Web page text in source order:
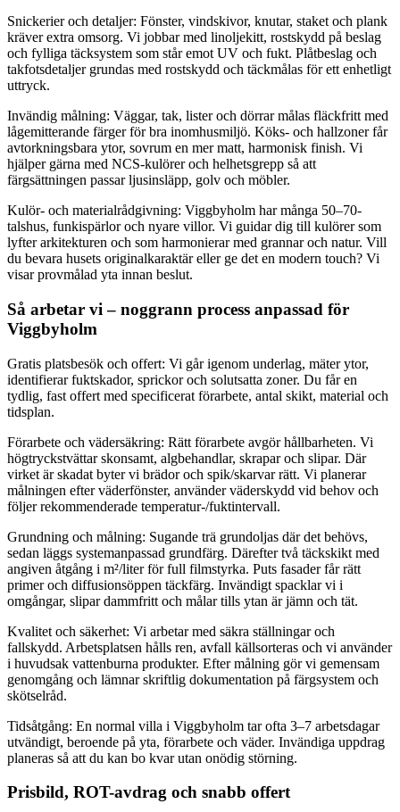
Snickerier och detaljer: Fönster, vindskivor, knutar, staket och plank
kräver extra omsorg. Vi jobbar med linoljekitt, rostskydd på beslag
och fylliga täcksystem som står emot UV och fukt. Plåtbeslag och
takfotsdetaljer grundas med rostskydd och täckmålas för ett enhetligt
uttryck.
Invändig målning: Väggar, tak, lister och dörrar målas fläckfritt med
lågemitterande färger för bra inomhusmiljö. Köks- och hallzoner får
avtorkningsbara ytor, sovrum en mer matt, harmonisk finish. Vi
hjälper gärna med NCS-kulörer och helhetsgrepp så att
färgsättningen passar ljusinsläpp, golv och möbler.
Kulör- och materialrådgivning: Viggbyholm har många 50–70-
talshus, funkispärlor och nyare villor. Vi guidar dig till kulörer som
lyfter arkitekturen och som harmonierar med grannar och natur. Vill
du bevara husets originalkaraktär eller ge det en modern touch? Vi
visar provmålad yta innan beslut.
Så arbetar vi – noggrann process anpassad för
Viggbyholm
Gratis platsbesök och offert: Vi går igenom underlag, mäter ytor,
identifierar fuktskador, sprickor och solutsatta zoner. Du får en
tydlig, fast offert med specificerat förarbete, antal skikt, material och
tidsplan.
Förarbete och vädersäkring: Rätt förarbete avgör hållbarheten. Vi
högtryckstvättar skonsamt, algbehandlar, skrapar och slipar. Där
virket är skadat byter vi brädor och spik/skarvar rätt. Vi planerar
målningen efter väderfönster, använder väderskydd vid behov och
följer rekommenderade temperatur-/fuktintervall.
Grundning och målning: Sugande trä grundoljas där det behövs,
sedan läggs systemanpassad grundfärg. Därefter två täckskikt med
angiven åtgång i m²/liter för full filmstyrka. Puts fasader får rätt
primer och diffusionsöppen täckfärg. Invändigt spacklar vi i
omgångar, slipar dammfritt och målar tills ytan är jämn och tät.
Kvalitet och säkerhet: Vi arbetar med säkra ställningar och
fallskydd. Arbetsplatsen hålls ren, avfall källsorteras och vi använder
i huvudsak vattenburna produkter. Efter målning gör vi gemensam
genomgång och lämnar skriftlig dokumentation på färgsystem och
skötselråd.
Tidsåtgång: En normal villa i Viggbyholm tar ofta 3–7 arbetsdagar
utvändigt, beroende på yta, förarbete och väder. Invändiga uppdrag
planeras så att du kan bo kvar utan onödig störning.
Prisbild, ROT-avdrag och snabb offert